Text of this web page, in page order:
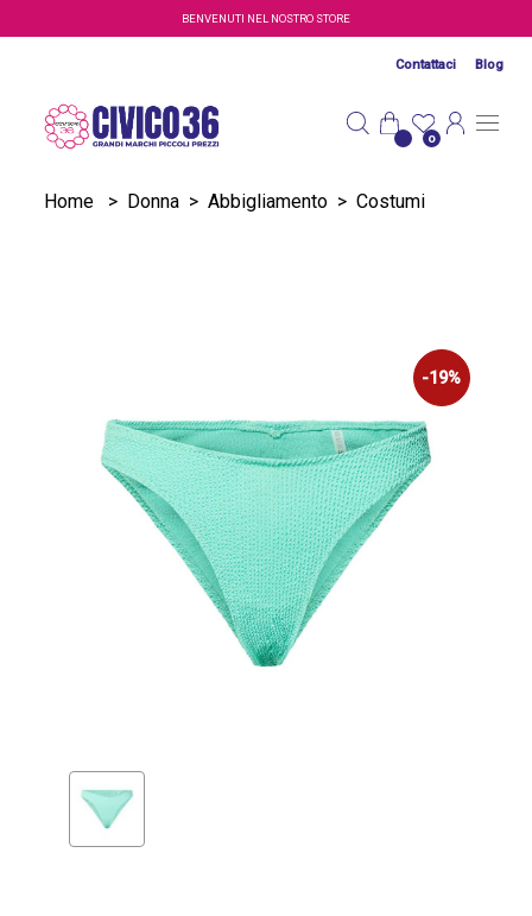
Salta al contenuto principaleBENVENUTI NEL NOSTRO STORE
Contattaci Blog
0
Home > Donna > Abbigliamento > Costumi
-19%